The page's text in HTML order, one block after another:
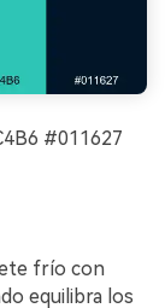
#011627
frío con
equilibra los